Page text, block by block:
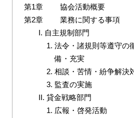
第1章
協会活動概要
第2章
業務に関する事項
I. 自主規制部門
法令・諸規則等遵守の
備・充実
相談・苦情・紛争解決
監査の実施
II. 貸金戦略部門
広報・啓発活動